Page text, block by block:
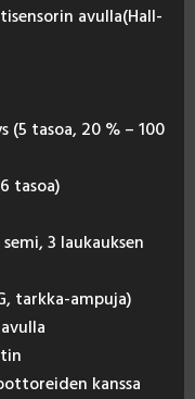
avulla(Hall-
(5 tasoa, 20 % – 100
tasoa)
3 laukauksen
tarkka-ampuja)
kanssa